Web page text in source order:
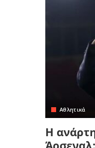
Αθλητικά
Η